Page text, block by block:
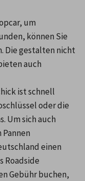
um
können Sie
Die gestalten nicht
auch
ist schnell
oder die
Um sich auch
einen
Roadside
Gebühr buchen,